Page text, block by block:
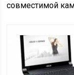
совместимой